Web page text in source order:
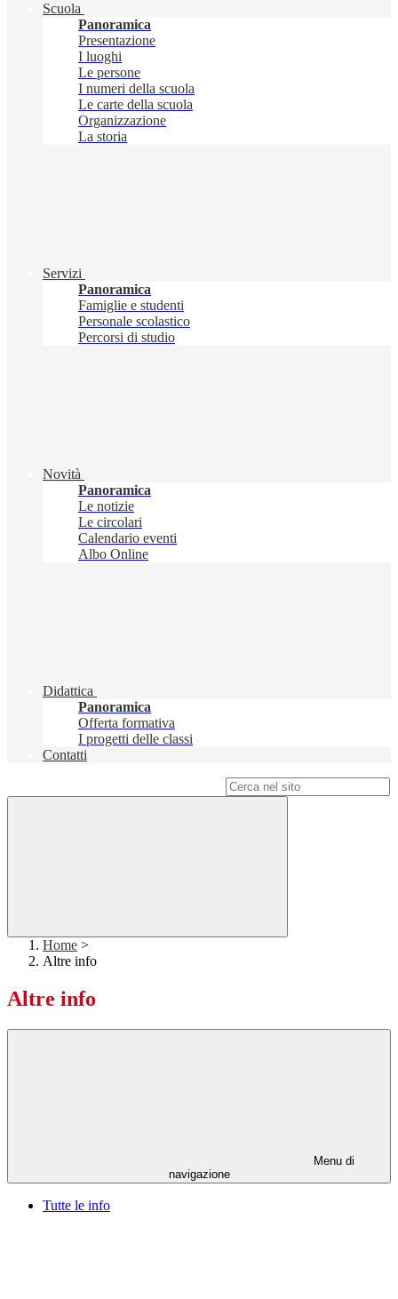
Scuola
Panoramica
Presentazione
I luoghi
Le persone
I numeri della scuola
Le carte della scuola
Organizzazione
La storia
Servizi
Panoramica
Famiglie e studenti
Personale scolastico
Percorsi di studio
Novità
Panoramica
Le notizie
Le circolari
Calendario eventi
Albo Online
Didattica
Panoramica
Offerta formativa
I progetti delle classi
Contatti
Home >
Altre info
Altre info
Menu di
navigazione
Tutte le info